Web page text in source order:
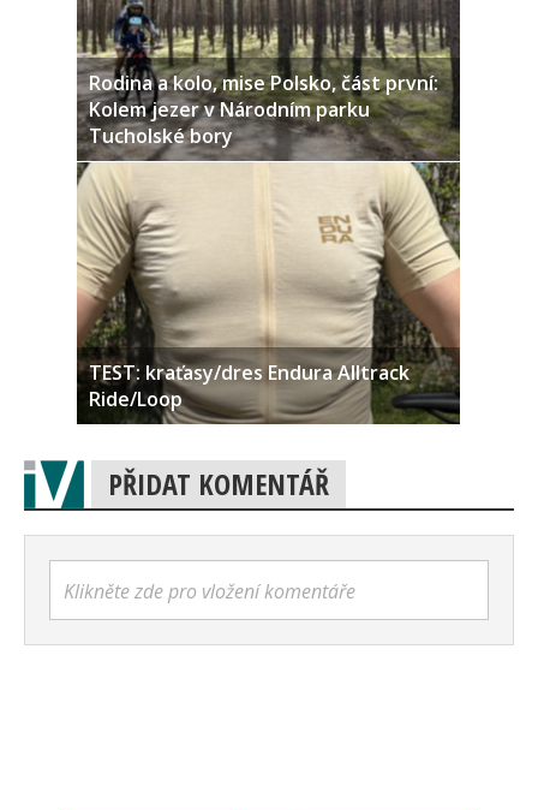
Rodina a kolo, mise Polsko, část první:
Kolem jezer v Národním parku
Tucholské bory
TEST: kraťasy/dres Endura Alltrack
Ride/Loop
PŘIDAT KOMENTÁŘ
Klikněte zde pro vložení komentáře